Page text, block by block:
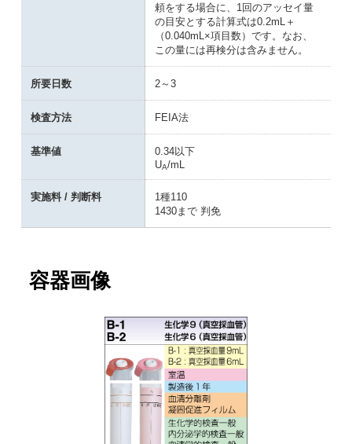
頼をする場合に、1回のアッセイ量
の目安とする計算式は0.2mL＋
（0.040mL×項目数）です。なお、
この量には再検分は含みません。
所要日数 2～3
検査方法 FEIA法
基準値
0.34以下
UA/mL
実施料 / 判断料
1種110
1430まで 判免
容器画像